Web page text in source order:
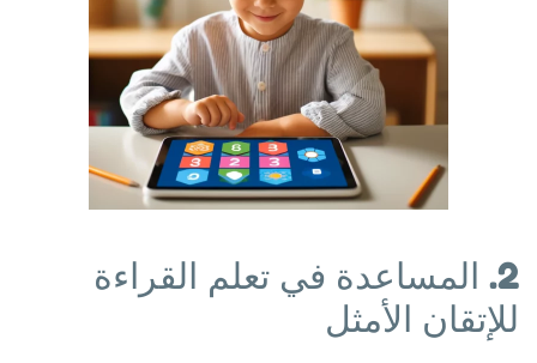
2. المساعدة في تعلم القراءة
للإتقان الأمثل